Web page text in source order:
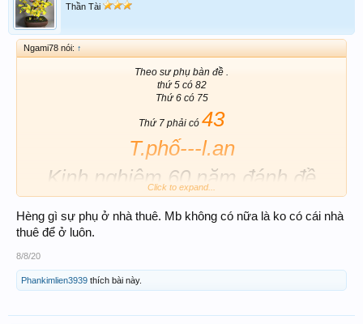
Thần Tài
Ngami78 nói: ↑
Theo sư phụ bàn đề .
thứ 5 có 82
Thứ 6 có 75
Thứ 7 phải có 43
T.phố---l.an
Kinh nghiệm 60 năm đánh đề
không giỡn nha.
( hiện tại ở nhà thuê)
Click to expand...
Hèng gì sự phụ ở nhà thuê. Mb không có nữa là ko có cái nhà
thuê để ở luôn.
8/8/20
Phankimlien3939 thích bài này.